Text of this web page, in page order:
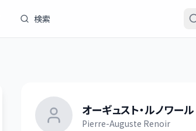
検索
オーギュスト・ルノワール
Pierre-Auguste Renoir